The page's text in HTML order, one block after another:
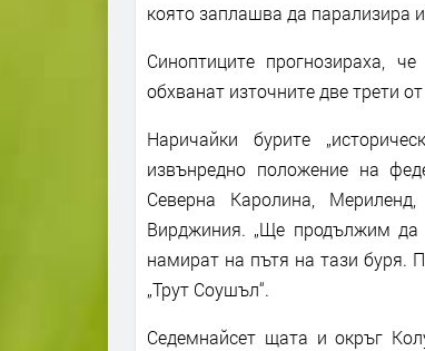
която заплашва да парализира
Синоптиците прогнозираха,
обхванат източните две трети
Наричайки бурите
извънредно положение на
Северна Каролина,
Вирджиния. „Ще продължим
намират на пътя на тази буря.
„Трут Соушъл“.
Седемнайсет щата и окръг